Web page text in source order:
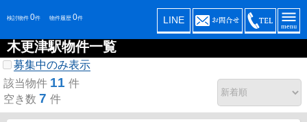
検討物件 0件 物件履歴 0件 LINE
木更津駅物件一覧
募集中のみ表示
該当物件 11 件
空き数 7 件